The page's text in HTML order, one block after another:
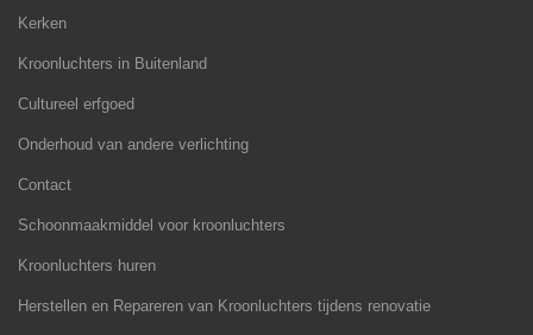
Kerken
Kroonluchters in Buitenland
Cultureel erfgoed
Onderhoud van andere verlichting
Contact
Schoonmaakmiddel voor kroonluchters
Kroonluchters huren
Herstellen en Repareren van Kroonluchters tijdens renovatie